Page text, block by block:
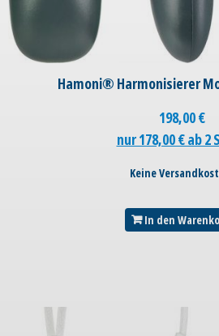
Hamoni® Harmonisierer
198,00€
nur 178,00 € ab 2
Keine
In den